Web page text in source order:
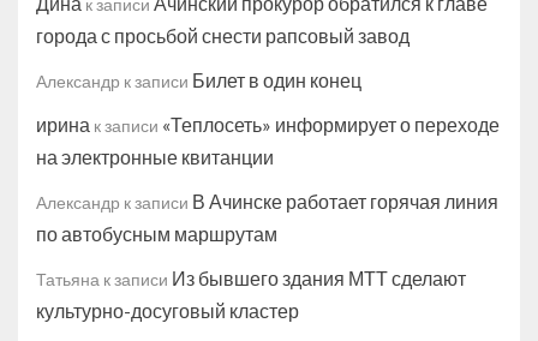
к записи
города с просьбой снести рапсовый завод
Александр к записи Билет в один конец
ирина к записи «Теплосеть» информирует о переходе
на электронные квитанции
Александр к записи В Ачинске работает горячая линия
по автобусным маршрутам
Татьяна к записи Из бывшего здания МТТ сделают
культурно-досуговый кластер